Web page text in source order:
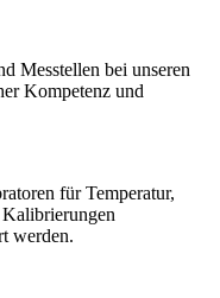
Messtellen bei unseren
Kompetenz und
für Temperatur,
werden.